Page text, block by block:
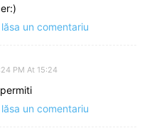
un comentariu
PM At 15:24
un comentariu